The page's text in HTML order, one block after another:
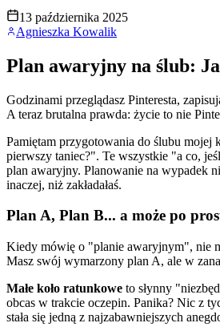
13 października 2025
Agnieszka Kowalik
Plan awaryjny na ślub:
Godzinami przeglądasz Pinteresta,
A teraz brutalna prawda: życie to nie
Pamiętam przygotowania do ślubu
pierwszy taniec?". Te wszystkie "a co,
plan awaryjny. Planowanie na wypadek
inaczej, niż zakładałaś.
Plan A, Plan B... a może po
Kiedy mówię o "planie awaryjnym", nie
Masz swój wymarzony plan A, ale w
Małe koło ratunkowe to słynny
obcas w trakcie oczepin. Panika? Nic z
stała się jedną z najzabawniejszych